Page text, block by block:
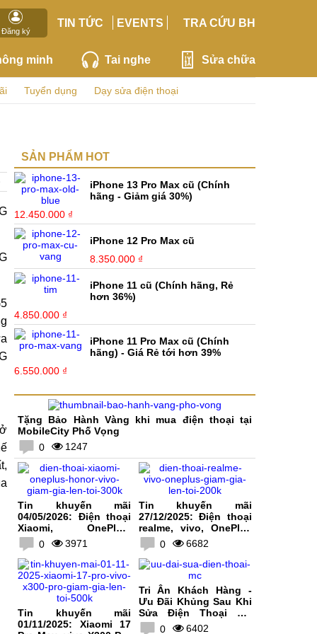
Đăng ký
TIN TỨC EVENTS TRA CỨU BH
minh Tai nghe Sửa chữa
Tuyển dụng Dạy sửa điện thoại
SẢN PHẨM HOT
iPhone 13 Pro Max cũ (Chính
hãng - Giảm giá 30%)
12.450.000 ₫
iPhone 12 Pro Max cũ
8.350.000 ₫
iPhone 11 cũ (Chính hãng, Rẻ
hơn 36%)
4.850.000 ₫
iPhone 11 Pro Max cũ (Chính
hãng) - Giá Rẻ tới hơn 39%
6.550.000 ₫
Tặng Bảo Hành Vàng khi mua điện thoại tại
MobileCity Phố Vọng
0
1247
Tin khuyến mãi
04/05/2026: Điện thoại
Xiaomi, OnePlus,
HONOR, vivo giảm giá
lên tới 300K
0 3971
Tin khuyến mãi
27/12/2025: Điện thoại
realme, vivo, OnePlus
giảm giá lên tới 200K
0 6682
Tin khuyến mãi
01/11/2025: Xiaomi 17
Tri Ân Khách Hàng -
Ưu Đãi Khủng Sau Khi
Sửa Điện Thoại Tại
MobileCity
0 6402